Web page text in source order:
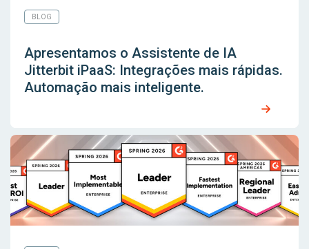
BLOG
Apresentamos o Assistente de IA
Jitterbit iPaaS: Integrações mais rápidas.
Automação mais inteligente.